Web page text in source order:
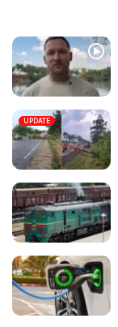
UPDATE